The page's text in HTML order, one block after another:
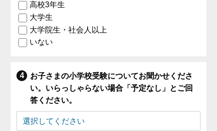
高校3年生
大学生
大学院生・社会人以上
いない
お子さまの小学校受験についてお聞かせくださ
い。いらっしゃらない場合「予定なし」とご回
答ください。